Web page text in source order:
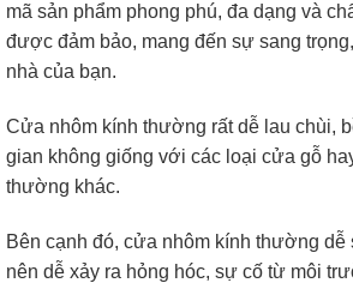
mã sản phẩm phong phú, đa dạng và
được đảm bảo, mang đến sự sang
nhà của bạn.
Cửa nhôm kính thường rất dễ lau chùi,
gian không giống với các loại cửa gỗ
thường khác.
Bên cạnh đó, cửa nhôm kính thường dễ
nên dễ xảy ra hỏng hóc, sự cố từ môi